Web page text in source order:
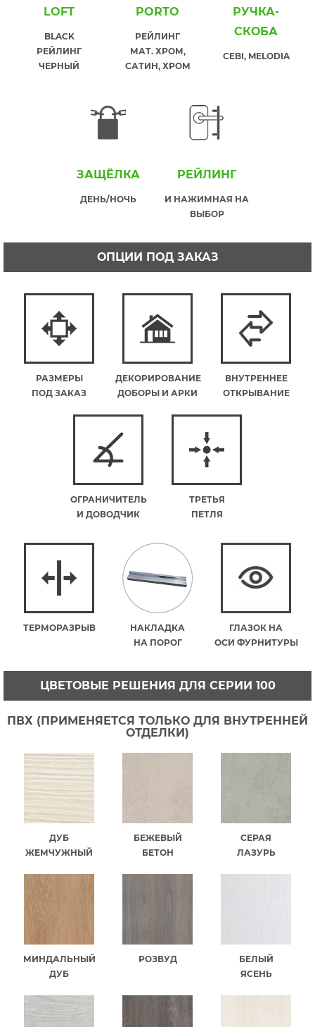
LOFT
BLACK
РЕЙЛИНГ
ЧЕРНЫЙ
PORTO
РЕЙЛИНГ
МАТ. ХРОМ,
САТИН, ХРОМ
РУЧКА-
СКОБА
CEBI, MELODIA
ЗАЩЁЛКА
ДЕНЬ/НОЧЬ
РЕЙЛИНГ
И НАЖИМНАЯ НА
ВЫБОР
ОПЦИИ ПОД ЗАКАЗ
РАЗМЕРЫ
ПОД ЗАКАЗ
ДЕКОРИРОВАНИЕ
ДОБОРЫ И АРКИ
ВНУТРЕННЕЕ
ОТКРЫВАНИЕ
ОГРАНИЧИТЕЛЬ
И ДОВОДЧИК
ТРЕТЬЯ
ПЕТЛЯ
ТЕРМОРАЗРЫВ
НАКЛАДКА
НА ПОРОГ
ГЛАЗОК НА
ОСИ ФУРНИТУРЫ
ЦВЕТОВЫЕ РЕШЕНИЯ ДЛЯ СЕРИИ 100
ПВХ (ПРИМЕНЯЕТСЯ ТОЛЬКО ДЛЯ ВНУТРЕННЕЙ
ОТДЕЛКИ)
ДУБ
ЖЕМЧУЖНЫЙ
БЕЖЕВЫЙ
БЕТОН
СЕРАЯ
ЛАЗУРЬ
МИНДАЛЬНЫЙ
ДУБ
РОЗВУД
БЕЛЫЙ
ЯСЕНЬ